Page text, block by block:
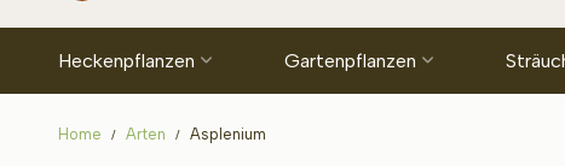
Heckenpflanzen Gartenpflanzen
Home Arten Asplenium